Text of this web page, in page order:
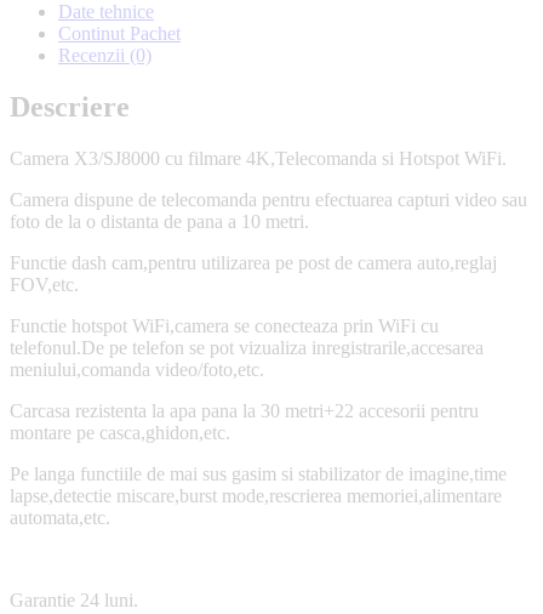
Date tehnice
Continut Pachet
Recenzii (0)
Descriere
Camera X3/SJ8000 cu filmare 4K,Telecomanda si Hotspot WiFi.
Camera dispune de telecomanda pentru efectuarea capturi video sau
foto de la o distanta de pana a 10 metri.
Functie dash cam,pentru utilizarea pe post de camera auto,reglaj
FOV,etc.
Functie hotspot WiFi,camera se conecteaza prin WiFi cu
telefonul.De pe telefon se pot vizualiza inregistrarile,accesarea
meniului,comanda video/foto,etc.
Carcasa rezistenta la apa pana la 30 metri+22 accesorii pentru
montare pe casca,ghidon,etc.
Pe langa functiile de mai sus gasim si stabilizator de imagine,time
lapse,detectie miscare,burst mode,rescrierea memoriei,alimentare
automata,etc.
Garantie 24 luni.